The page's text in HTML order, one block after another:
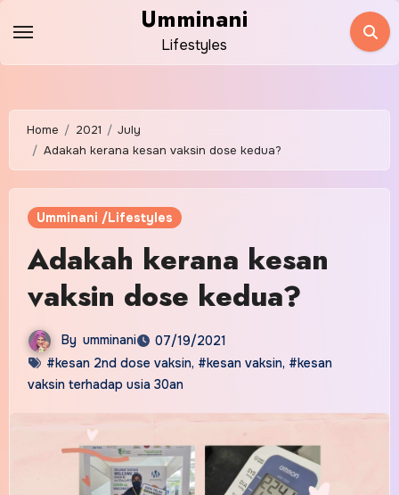
content
Umminani
Lifestyles
Home 2021
July
Adakah kerana kesan vaksin dose kedua?
Umminani /Lifestyles
Adakah kerana kesan
vaksin dose kedua?
By umminani
07/19/2021
#kesan 2nd dose vaksin, #kesan vaksin, #kesan
vaksin terhadap usia 30an